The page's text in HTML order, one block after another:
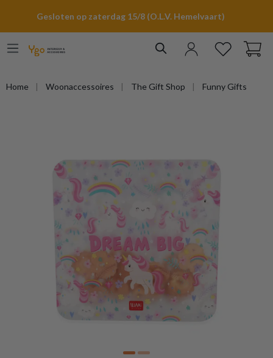
Gesloten op zaterdag 15/8 (O.L.V. Hemelvaart)
Home Woonaccessoires The Gift Shop Funny Gifts